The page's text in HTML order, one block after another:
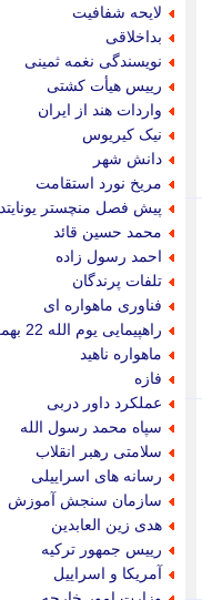
لایحه شفافیت
بداخلاقی
نویسندگی نغمه ثمینی
رییس هیأت کشتی
واردات هند از ایران
نیک کیریوس
دانش شهر
مریخ نورد استقامت
پیش فصل منچستر یونایتد
محمد حسین قائد
احمد رسول زاده
تلفات پرندگان
فناوری ماهواره ای
راهپیمایی یوم الله 22 بهمن
ماهواره ناهید
فازه
عملکرد داور دربی
سپاه محمد رسول الله
سلامتی رهبر انقلاب
رسانه های اسراییلی
سازمان سنجش آموزش
هدی زین العابدین
رییس جمهور ترکیه
آمریکا و اسراییل